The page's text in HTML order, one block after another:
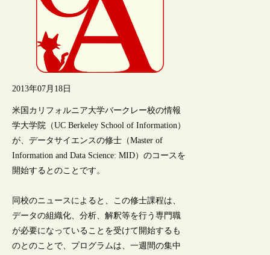
2013年07月18日
米国カリフォルニア大学バークレー校の情報
学大学院（UC Berkeley School of Information）
が、データサイエンスの修士（Master of
Information and Data Science: MID）のコースを
開始するとのことです。
同校のニュースによると、この修士課程は、
データの組織化、分析、解釈等を行う専門職
が必要になっていることを受けて開始するも
のとのことで、プログラムは、一週間の集中